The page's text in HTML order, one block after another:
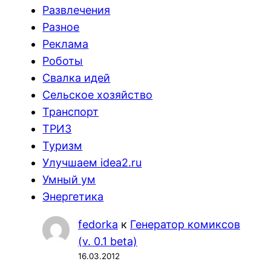
Развлечения
Разное
Реклама
Роботы
Свалка идей
Сельское хозяйство
Транспорт
ТРИЗ
Туризм
Улучшаем idea2.ru
Умный ум
Энергетика
fedorka к Генератор комиксов
(v. 0.1 beta)
16.03.2012